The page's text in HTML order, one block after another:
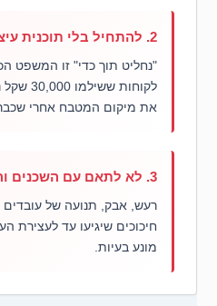
2. להתחיל בלי תוכנית עיצובית ברורה
"נחליט תוך כדי" זו המשפט
לקוחות
את מיקום המטבח אחרי
3. לא לתאם עם השכנים והוועד מראש
רעש, אבק, תנועה של עובדים
חיכוכים שיגיעו עד לעצירת
מונע בעיות.